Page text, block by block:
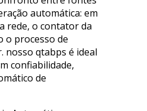
automática: em
rede, o contator da
o processo de
qtabps é ideal
confiabilidade,
de